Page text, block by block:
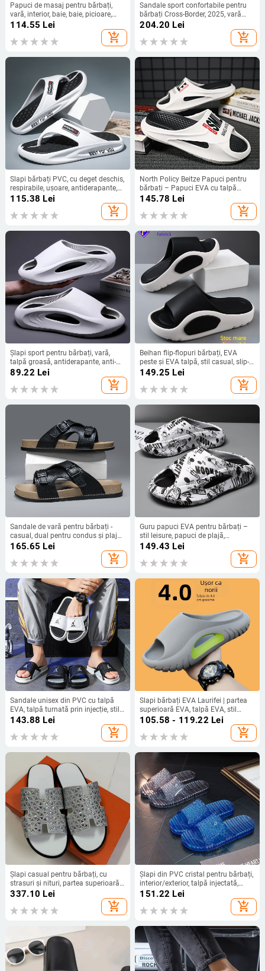
Papuci de masaj pentru bărbați,
vară, interior, baie, baie, picioare,
acupunctură, terapie pentru
picioare, sandale anti-alunecare
pentru bărbați
114.55 Lei
add_shopping_cart
Sandale sport confortabile pentru
bărbați Cross-Border, 2025, vară
nouă, în aer liber, cu vârf închis,
bucătărie, pentru zile ploioase
204.20 Lei
add_shopping_cart
Slapi bărbați PVC, cu deget deschis,
respirabile, ușoare, antiderapante,
talpă de 3 cm grosime, turnate prin
115.38 Lei
add_shopping_cart
North Policy Beitze Papuci pentru
bărbați – Papuci EVA cu talpă
groasă, pentru interior/exterior,
145.78 Lei
add_shopping_cart
Șlapi sport pentru bărbați, vară,
talpă groasă, antiderapante, anti-
miros, durabile, talpă moale.
89.22 Lei
add_shopping_cart
Beihan flip-flopuri bărbați, EVA
peste și EVA talpă, stil casual, slip-
on, talpă turnată prin injecție,
149.25 Lei
add_shopping_cart
Sandale de vară pentru bărbați -
casual, dual pentru condus și plajă,
partea superioară PVC, talpă PVC,
talpă turnată prin injecție, Jiacheng,
vară 2024
165.65 Lei
add_shopping_cart
Guru papuci EVA pentru bărbați –
stil leisure, papuci de plajă,
antiderapante, turnare prin injecție,
149.43 Lei
add_shopping_cart
Sandale unisex din PVC cu talpă
EVA, talpă turnată prin injecție, stil
tineret
143.88 Lei
add_shopping_cart
Slapi bărbați EVA Laurifei | partea
superioară EVA, talpă EVA, stil
sport, talpă injectată, suprafață
105.58 - 119.22 Lei
add_shopping_cart
Șlapi casual pentru bărbați, cu
strasuri și nituri, partea superioară
din piele de vită, talpă din cauciuc
337.10 Lei
add_shopping_cart
Șlapi din PVC cristal pentru bărbați,
interior/exterior, talpă injectată,
antiderapante, stil Leisure
151.22 Lei
add_shopping_cart